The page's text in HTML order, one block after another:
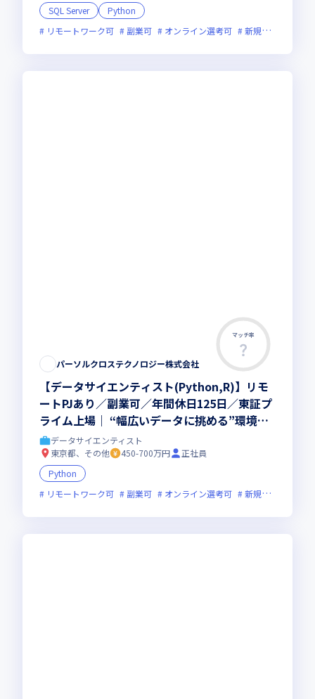
SQL Server
Python
リモートワーク可
副業可 オンライン選考可 新規立ち上げ
マッチ率
パーソルクロステクノロジー株式会社
【データサイエンティスト(Python,R)】リモ
ートPJあり／副業可／年間休日125日／東証プ
ライム上場｜ “幅広いデータに挑める”環境
で、スキルアップ◎ワークライフバランスも抜
群で”安定×成長の実現が可能です！
データサイエンティスト
東京都、その他
450-700万円
正社員
Python
リモートワーク可
副業可 オンライン選考可 新規立ち上げ